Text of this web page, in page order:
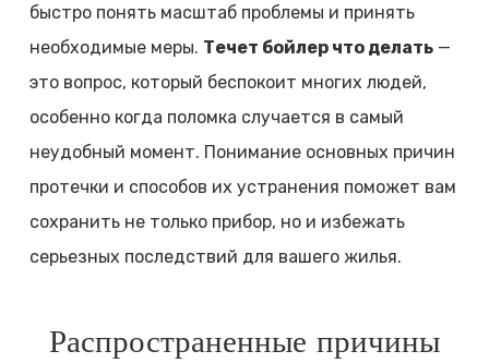
быстро понять масштаб проблемы и принять
необходимые меры. Течет бойлер что делать—
это вопрос, который беспокоит многих людей,
особенно когда поломка случается в самый
неудобный момент. Понимание основных причин
протечки и способов их устранения поможет вам
сохранить не только прибор, но и избежать
серьезных последствий для вашего жилья.
Распространенные причины